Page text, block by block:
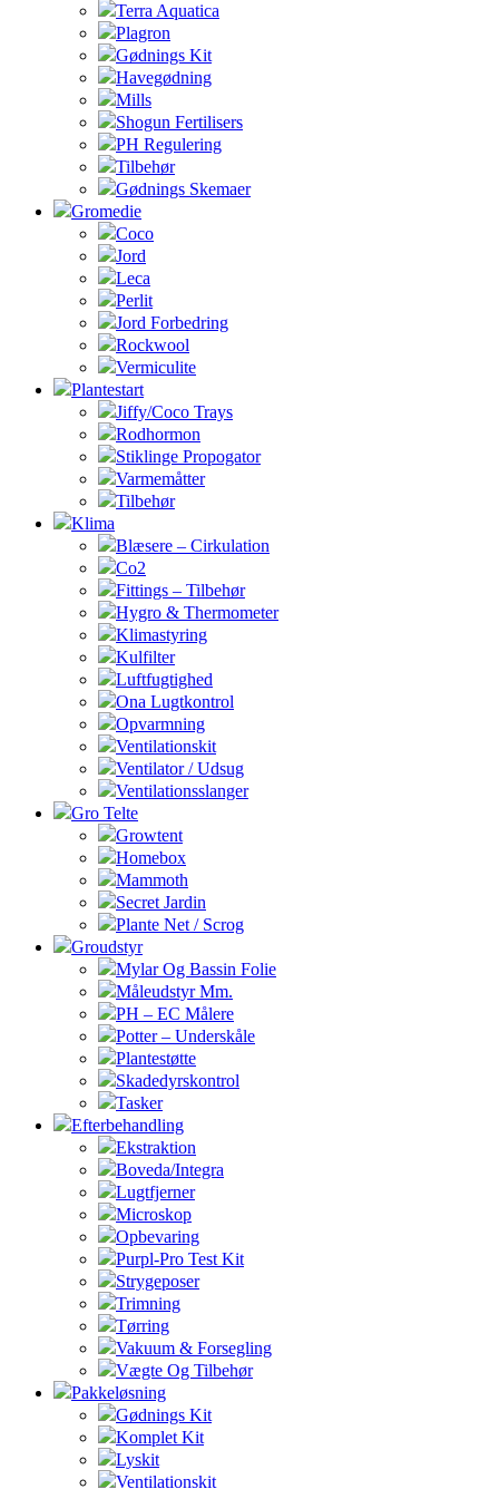
Terra Aquatica
Plagron
Gødnings Kit
Havegødning
Mills
Shogun Fertilisers
PH Regulering
Tilbehør
Gødnings Skemaer
Gromedie
Coco
Jord
Leca
Perlit
Jord Forbedring
Rockwool
Vermiculite
Plantestart
Jiffy/Coco Trays
Rodhormon
Stiklinge Propogator
Varmemåtter
Tilbehør
Klima
Blæsere – Cirkulation
Co2
Fittings – Tilbehør
Hygro & Thermometer
Klimastyring
Kulfilter
Luftfugtighed
Ona Lugtkontrol
Opvarmning
Ventilationskit
Ventilator / Udsug
Ventilationsslanger
Gro Telte
Growtent
Homebox
Mammoth
Secret Jardin
Plante Net / Scrog
Groudstyr
Mylar Og Bassin Folie
Måleudstyr Mm.
PH – EC Målere
Potter – Underskåle
Plantestøtte
Skadedyrskontrol
Tasker
Efterbehandling
Ekstraktion
Boveda/Integra
Lugtfjerner
Microskop
Opbevaring
Purpl-Pro Test Kit
Strygeposer
Trimning
Tørring
Vakuum & Forsegling
Vægte Og Tilbehør
Pakkeløsning
Gødnings Kit
Komplet Kit
Lyskit
Ventilationskit